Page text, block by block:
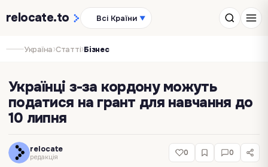
relocate.to Всі Країни ▼
Україна›Статті›Бізнес
Українці з-за кордону можуть
податися на грант для навчання до
10 липня
relocate
редакція 0 0